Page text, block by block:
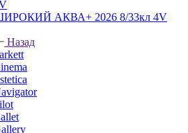
АКВА+ 2026 8/33кл 4V
Назад